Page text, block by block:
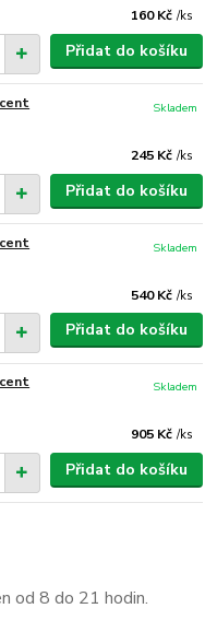
160 Kč /ks
Přidat do košíku
245 Kč /ks
Skladem
Přidat do košíku
540 Kč /ks
Skladem
Přidat do košíku
905 Kč /ks
Skladem
Přidat do košíku
od 8 do 21 hodin.